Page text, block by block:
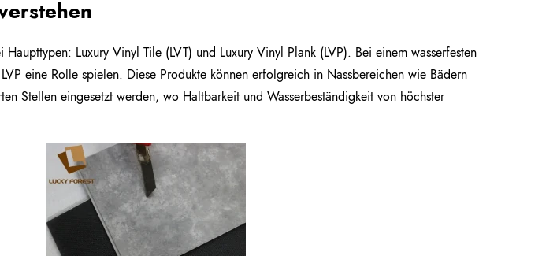
Luxury Vinyl Tile (LVT) und Luxury Vinyl Plank (LVP). Bei einem wasserfesten
eine Rolle spielen. Diese Produkte können erfolgreich in Nassbereichen wie Bädern
Stellen eingesetzt werden, wo Haltbarkeit und Wasserbeständigkeit von höchster